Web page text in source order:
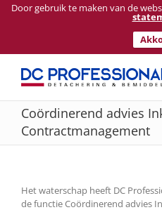
Door gebruik te maken van de
Ga
inhoud
Coördinerend advies
Contractmanagement
Het waterschap heeft DC
de functie Coördinerend advies